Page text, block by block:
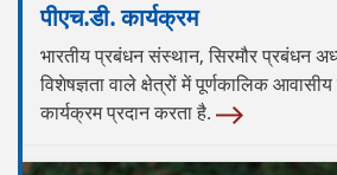
पीएच.डी. कार्यक्रम
भारतीय प्रबंधन संस्थान, सिरमौर प्रबंधन
विशेषज्ञता वाले क्षेत्रों में पूर्णकालिक
कार्यक्रम प्रदान करता है.